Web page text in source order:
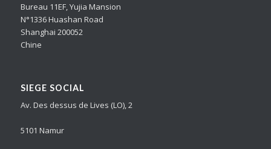
Bureau 11EF, Yujia Mansion
N°1336 Huashan Road
Shanghai 200052
Chine
SIEGE SOCIAL
Av. Des dessus de Lives (LO), 2
5101 Namur